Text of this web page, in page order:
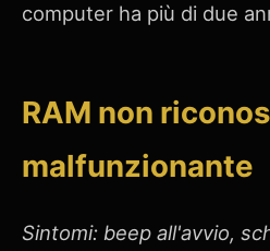
computer ha più di due
RAM non
malfunzionante
Sintomi: beep all'avvio,